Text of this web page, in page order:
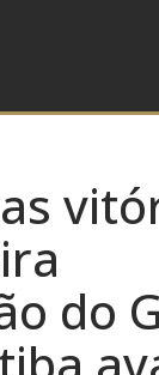
do